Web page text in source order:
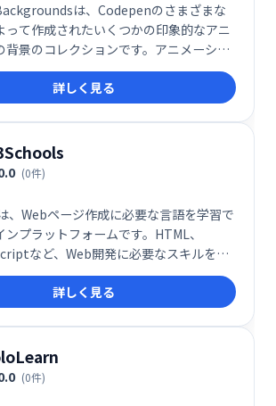
は、Codepenのさまざまな
って作成されたいくつかの印象的なアニ
背景のコレクションです。アニメーショ
すると、ウェブサイトやブログにシンプ
アニメーションを簡単に設定できま
詳しく見る
(0件)
、Webページ作成に必要な言語を学習で
ンプラットフォームです。HTML、
など、Web開発に必要なスキルを段
きます。初心者から上級者まで、豊富な
とリファレンスで、Web開発の知識を
られます。無料で利用でき、いつでもど
始められます。
詳しく見る
(0件)